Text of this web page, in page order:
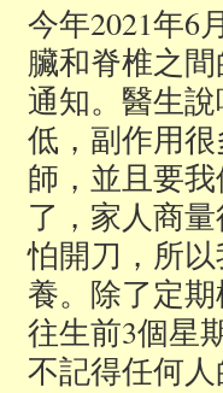
今年2021年6
臟和脊椎之
通知。醫生
低，副作用
師，並且要
了，家人商
怕開刀，所
養。除了定
往生前3個星
不記得任何